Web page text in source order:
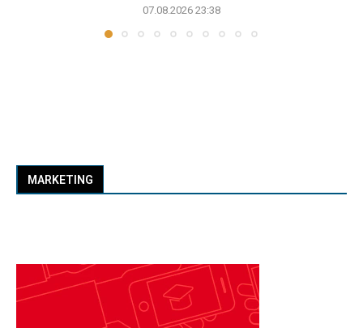
07.08.2026 23:38
MARKETING